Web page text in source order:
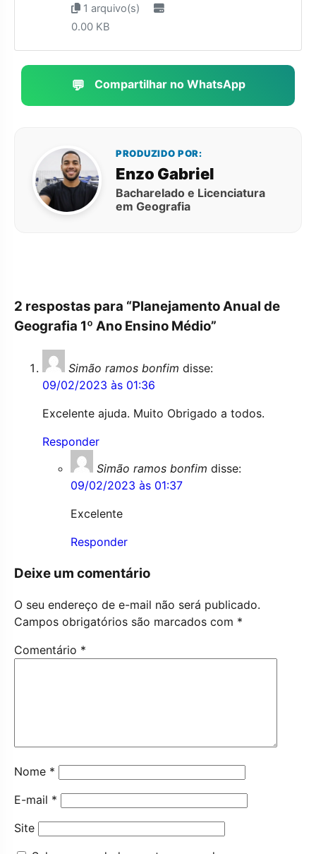
1 arquivo(s)
0.00 KB
💬 Compartilhar no WhatsApp
PRODUZIDO POR:
Enzo Gabriel
Bacharelado e Licenciatura
em Geografia
2 respostas para “Planejamento Anual de
Geografia 1º Ano Ensino Médio”
Simão ramos bonfim disse:
09/02/2023 às 01:36
Excelente ajuda. Muito Obrigado a todos.
Responder
Simão ramos bonfim disse:
09/02/2023 às 01:37
Excelente
Responder
Deixe um comentário
O seu endereço de e-mail não será publicado.
Campos obrigatórios são marcados com *
Comentário *
Nome *
E-mail *
Site